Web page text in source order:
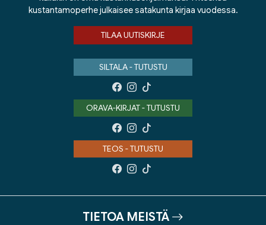
kustantamoperhe julkaisee satakunta kirjaa vuodessa.
TILAA UUTISKIRJE
SILTALA - TUTUSTU
ORAVA-KIRJAT - TUTUSTU
TEOS - TUTUSTU
TIETOA MEISTÄ